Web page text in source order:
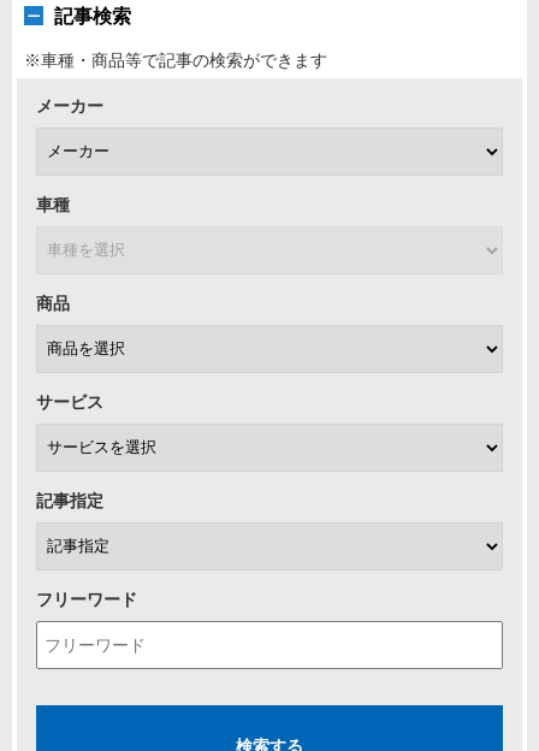
記事検索
※車種・商品等で記事の検索ができます
メーカー
車種
商品
サービス
記事指定
フリーワード